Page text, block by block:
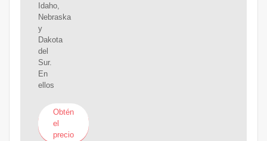
Idaho,
Nebraska
y
Dakota
del
Sur.
En
ellos
Obtén
el
precio